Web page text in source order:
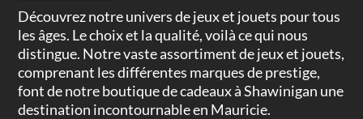
Découvrez notre univers de jeux et jouets pour tous
les âges. Le choix et la qualité, voilà ce qui nous
distingue. Notre vaste assortiment de jeux et jouets,
comprenant les différentes marques de prestige,
font de notre boutique de cadeaux à Shawinigan une
destination incontournable en Mauricie.